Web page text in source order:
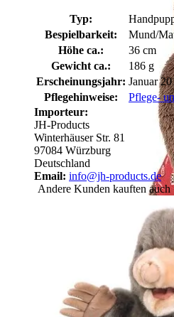
Typ:
Bespielbarkeit:
Mund/
Höhe ca.:
36 cm
Gewicht ca.:
186 g
Erscheinungsjahr: Januar
Pflegehinweise:
Pflege-
Importeur:
JH-Products
Winterhäuser Str. 81
97084 Würzburg
Deutschland
Email: info@jh-products.de
Andere Kunden kauften auch